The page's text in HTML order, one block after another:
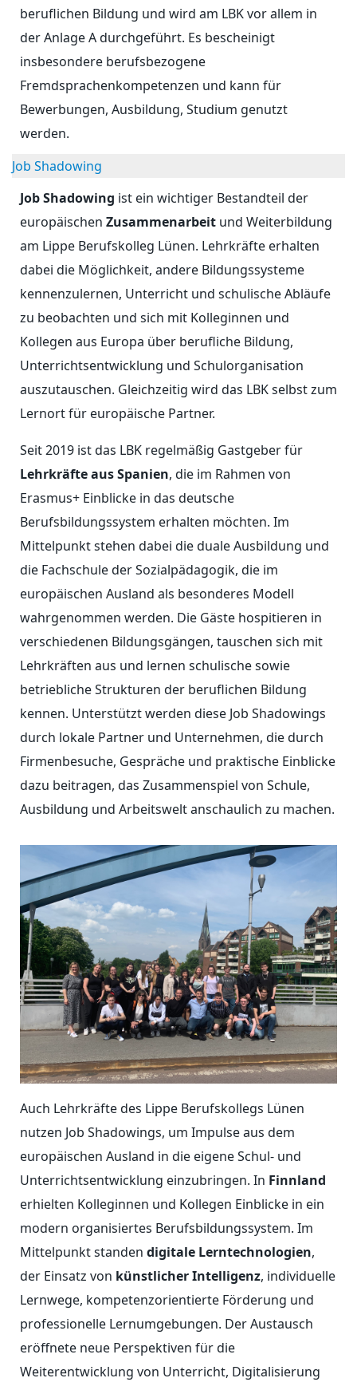
beruflichen Bildung und wird am LBK vor allem in
der Anlage A durchgeführt. Es bescheinigt
insbesondere berufsbezogene
Fremdsprachenkompetenzen und kann für
Bewerbungen, Ausbildung, Studium genutzt
werden.
Job Shadowing
Job Shadowing ist ein wichtiger Bestandteil der
europäischen Zusammenarbeit und Weiterbildung
am Lippe Berufskolleg Lünen. Lehrkräfte erhalten
dabei die Möglichkeit, andere Bildungssysteme
kennenzulernen, Unterricht und schulische Abläufe
zu beobachten und sich mit Kolleginnen und
Kollegen aus Europa über berufliche Bildung,
Unterrichtsentwicklung und Schulorganisation
auszutauschen. Gleichzeitig wird das LBK selbst zum
Lernort für europäische Partner.
Seit 2019 ist das LBK regelmäßig Gastgeber für
Lehrkräfte aus Spanien, die im Rahmen von
Erasmus+ Einblicke in das deutsche
Berufsbildungssystem erhalten möchten. Im
Mittelpunkt stehen dabei die duale Ausbildung und
die Fachschule der Sozialpädagogik, die im
europäischen Ausland als besonderes Modell
wahrgenommen werden. Die Gäste hospitieren in
verschiedenen Bildungsgängen, tauschen sich mit
Lehrkräften aus und lernen schulische sowie
betriebliche Strukturen der beruflichen Bildung
kennen. Unterstützt werden diese Job Shadowings
durch lokale Partner und Unternehmen, die durch
Firmenbesuche, Gespräche und praktische Einblicke
dazu beitragen, das Zusammenspiel von Schule,
Ausbildung und Arbeitswelt anschaulich zu machen.
Auch Lehrkräfte des Lippe Berufskollegs Lünen
nutzen Job Shadowings, um Impulse aus dem
europäischen Ausland in die eigene Schul- und
Unterrichtsentwicklung einzubringen. In Finnland
erhielten Kolleginnen und Kollegen Einblicke in ein
modern organisiertes Berufsbildungssystem. Im
Mittelpunkt standen digitale Lerntechnologien,
der Einsatz von künstlicher Intelligenz, individuelle
Lernwege, kompetenzorientierte Förderung und
professionelle Lernumgebungen. Der Austausch
eröffnete neue Perspektiven für die
Weiterentwicklung von Unterricht, Digitalisierung